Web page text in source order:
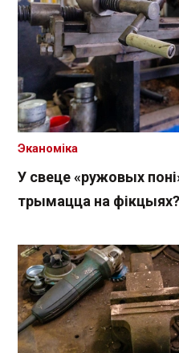
У свеце «ружовых
трымацца на фікцыях?
Эканоміка